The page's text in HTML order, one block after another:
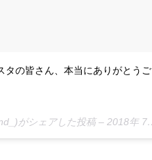
タの皆さん、本当にありがとうご
がシェアした投稿 – 2018年 7月月17日午前6時23分PDT